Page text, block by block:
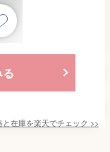
と在庫を楽天でチェック >>